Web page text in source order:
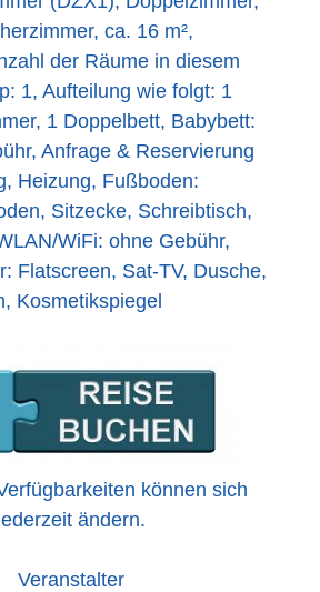
ca. 16 m²,
der Räume in diesem
1, Aufteilung wie folgt: 1
1 Doppelbett, Babybett:
Anfrage & Reservierung
Heizung, Fußboden:
Sitzecke, Schreibtisch,
WiFi: ohne Gebühr,
Flatscreen, Sat-TV, Dusche,
Kosmetikspiegel
können sich
ändern.
Veranstalter